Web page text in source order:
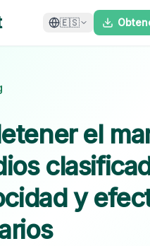
🇪🇸
el
y